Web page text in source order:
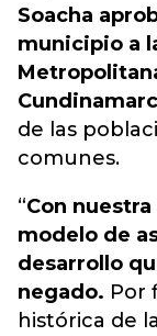
Soacha
municipio a
de las
comunes.
“Con
modelo de
desarrollo
negado. Por
histórica de